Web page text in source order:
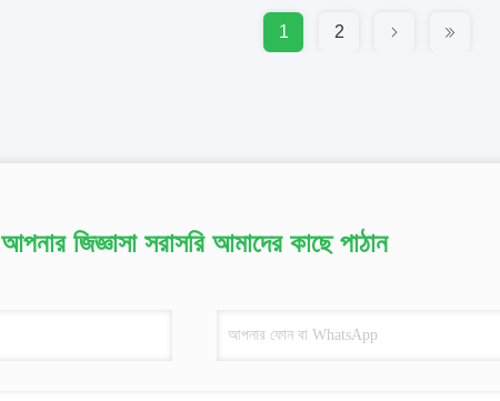
1 2
আপনার জিজ্ঞাসা সরাসরি আমাদের কাছে পাঠান